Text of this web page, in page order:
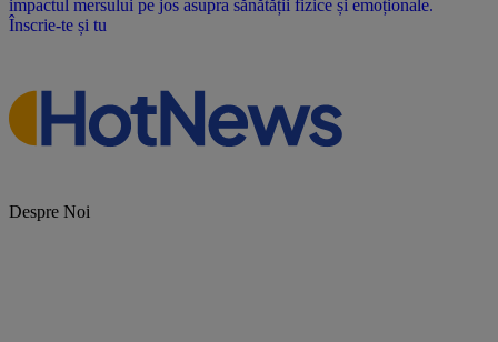
impactul mersului pe jos asupra sănătății fizice și emoționale.
Înscrie-te și tu
Despre Noi